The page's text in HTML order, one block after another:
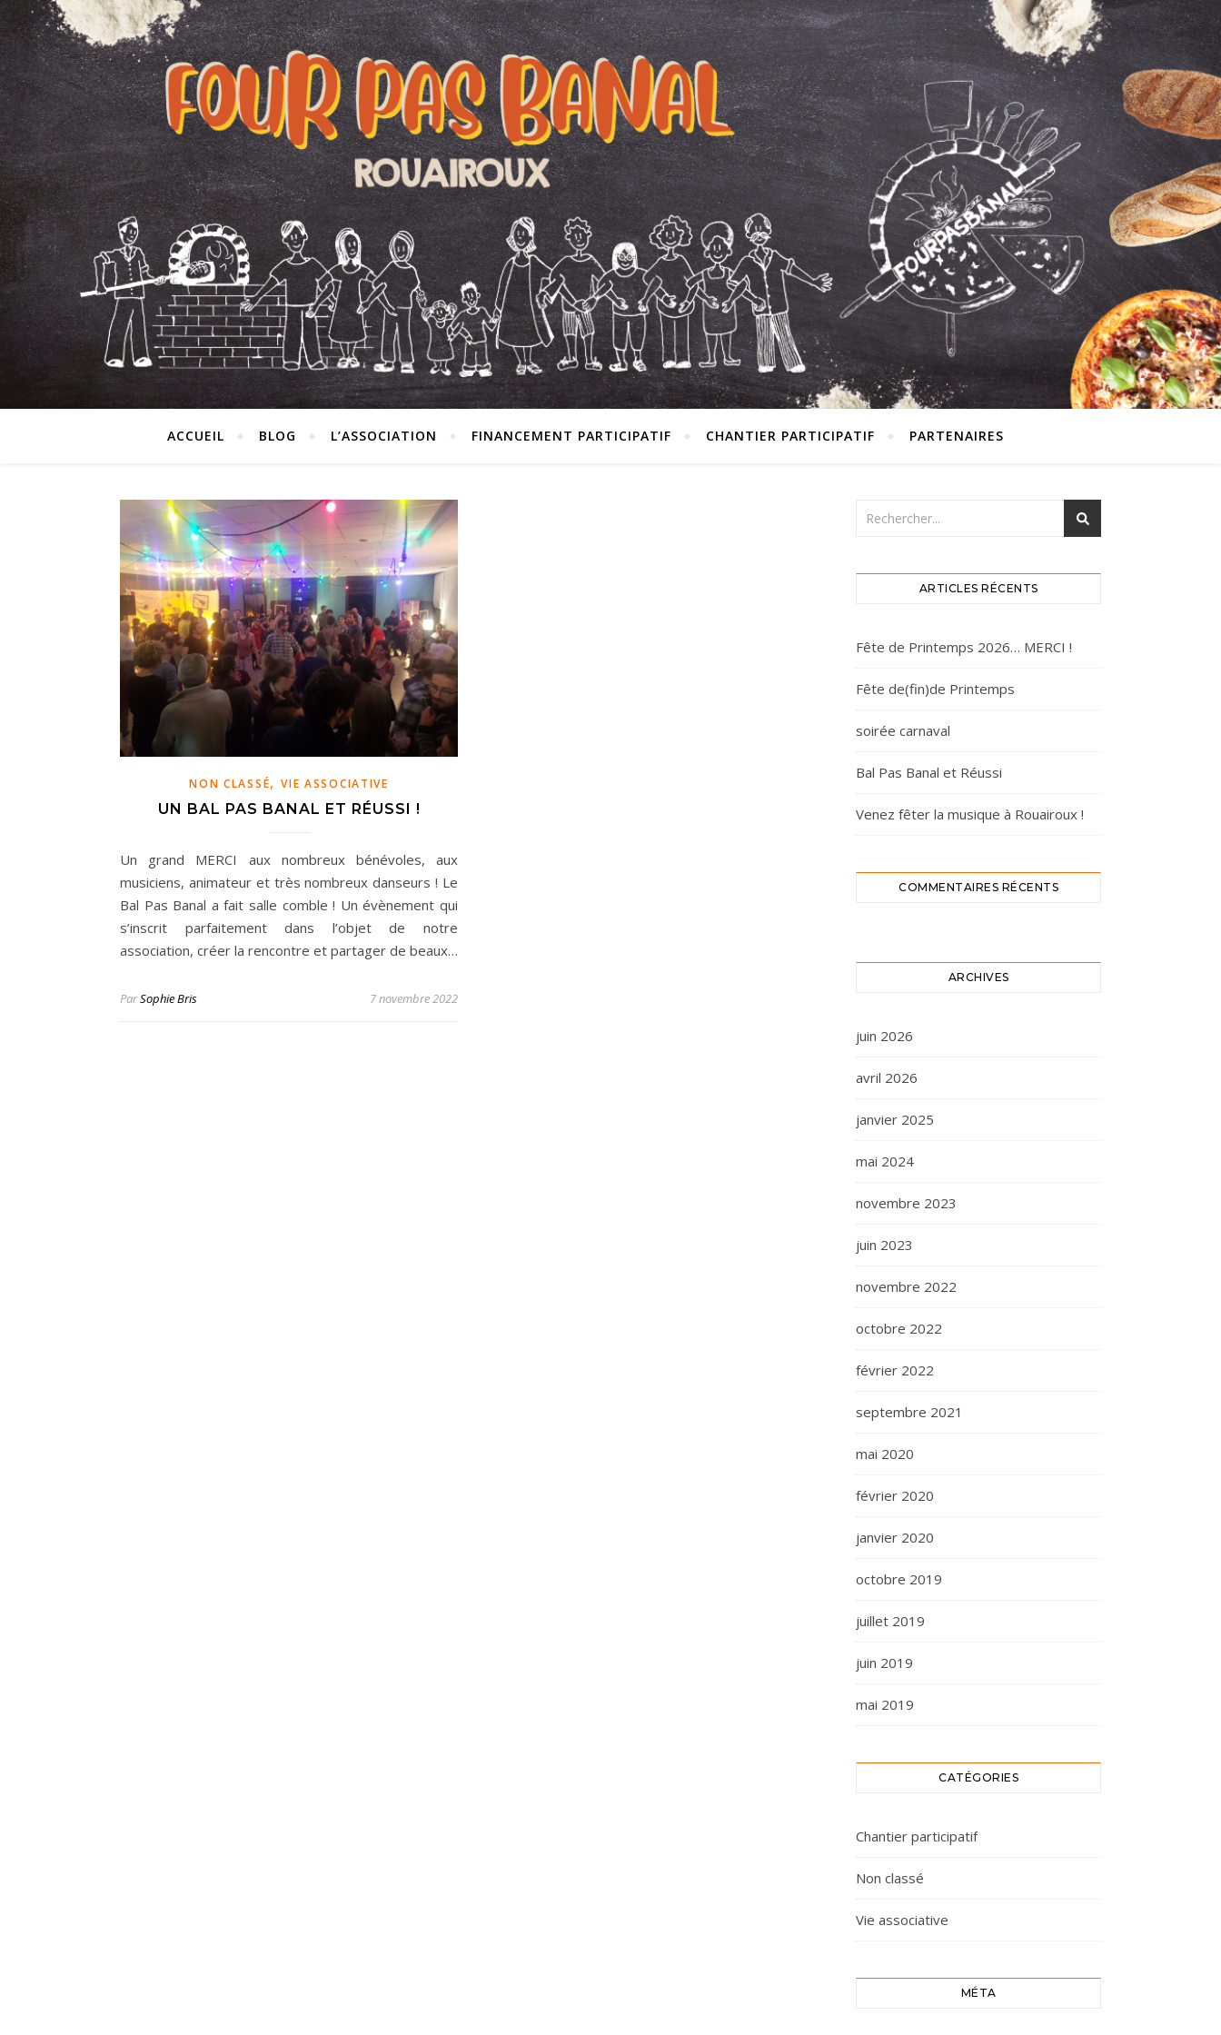
ACCUEIL BLOG L’ASSOCIATION FINANCEMENT PARTICIPATIF CHANTIER PARTICIPATIF PARTENAIRES
NON CLASSÉ,VIE ASSOCIATIVE
UN BAL PAS BANAL ET RÉUSSI !
Un grand MERCI aux nombreux bénévoles, aux
musiciens, animateur et très nombreux danseurs ! Le
Bal Pas Banal a fait salle comble ! Un évènement qui
s’inscrit parfaitement dans l’objet de notre
association, créer la rencontre et partager de beaux…
ParSophie Bris 7 novembre 2022
ARTICLES RÉCENTS
Fête de Printemps 2026… MERCI !
Fête de(fin)de Printemps
soirée carnaval
Bal Pas Banal et Réussi
Venez fêter la musique à Rouairoux !
COMMENTAIRES RÉCENTS
ARCHIVES
juin 2026
avril 2026
janvier 2025
mai 2024
novembre 2023
juin 2023
novembre 2022
octobre 2022
février 2022
septembre 2021
mai 2020
février 2020
janvier 2020
octobre 2019
juillet 2019
juin 2019
mai 2019
CATÉGORIES
Chantier participatif
Non classé
Vie associative
MÉTA